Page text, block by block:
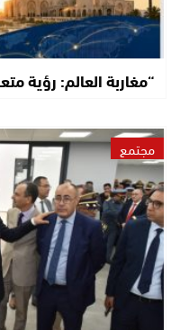
“مغاربة العالم: رؤية
مجتمع